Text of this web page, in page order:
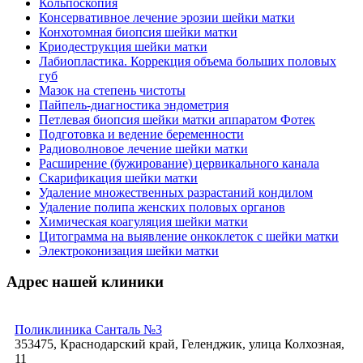
Кристина, 14.08.2020
Отлично!
Хотелось бы выразить огромную благодарность
всему коллективу «Санталь», в частности Давиденко
Ольге Николаевне, настоящий профессионал своего
дела. Еще хотелось бы отличить Пугачёву Инну
Анатольевну, очень приятная и доброжелательная
девушка, хорошо знает свою работу и замечательно
с ней справляется.
Благодарный пациент, 29.07.2020
Отлично!
Ольга Николаевна мне очень понравилась, как
доктор. Внимательная, добрая, с юмором. Она
была первый раз, и очень стеснялась. Ольга
Оксана Николаевна Хорошая, 03.12.2019
Консервативное лечение эрозии шейки матки
Конхотомная биопсия шейки матки
Криодеструкция шейки матки
Лабиопластика. Коррекция объема больших половых
губ
Мазок на степень чистоты
Пайпель-диагностика эндометрия
Петлевая биопсия шейки матки аппаратом Фотек
Подготовка и ведение беременности
Радиоволновое лечение шейки матки
Расширение (бужирование) цервикального канала
Скарификация шейки матки
Удаление множественных разрастаний кондилом
Удаление полипа женских половых органов
Химическая коагуляция шейки матки
Цитограмма на выявление онкоклеток с шейки матки
Электроконизация шейки матки
Адрес нашей клиники
Поликлиника Санталь №3
353475, Краснодарский край, Геленджик, улица Колхозная,
11